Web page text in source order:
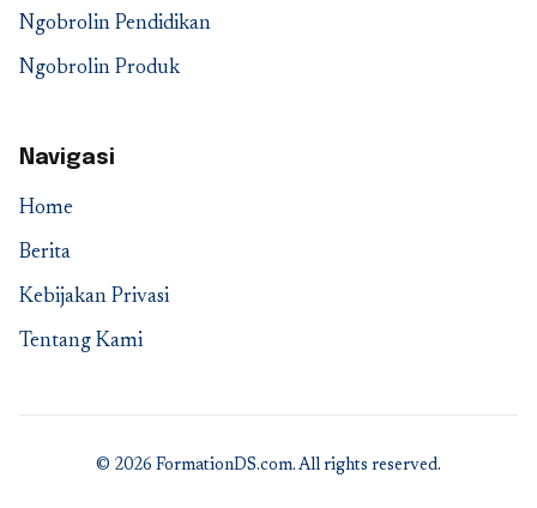
Ngobrolin Pendidikan
Ngobrolin Produk
Navigasi
Home
Berita
Kebijakan Privasi
Tentang Kami
© 2026 FormationDS.com. All rights reserved.